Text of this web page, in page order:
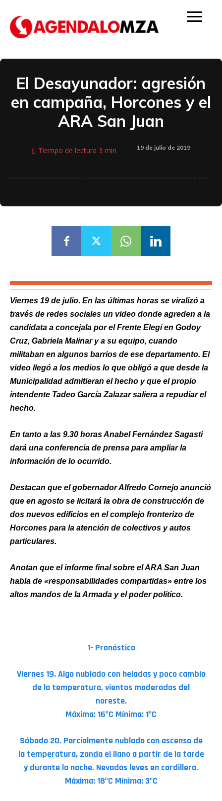
El Desayunador: agresión
en campaña, Horcones y el
ARA San Juan
Tiempo de lectura 3 min 19 de julio de 2019
Viernes 19 de julio. En las últimas horas se viralizó a
través de redes sociales un video donde agreden a la
candidata a concejala por el Frente Elegí en Godoy
Cruz, Gabriela Malinar y a su equipo, cuando
militaban en algunos barrios de ese departamento. El
video llegó a los medios lo que obligó a que desde la
Municipalidad admitieran el hecho y que el propio
intendente Tadeo García Zalazar saliera a repudiar el
hecho.
En tanto a las 9.30 horas Anabel Fernández Sagasti
dará una conferencia de prensa para ampliar la
información de lo ocurrido.
Destacan que el gobernador Alfredo Cornejo anunció
que en agosto se licitará la obra de construcción de
dos nuevos edificios en el complejo fronterizo de
Horcones para la atención de colectivos y autos
particulares.
Anotan que el informe final sobre el ARA San Juan
habla de «responsabilidades compartidas» entre los
altos mandos de la Armada y el poder político.
1- Pronóstico
Viernes 19. Algo nublado con heladas y poco cambio
de la temperatura, vientos moderados del
noreste.
Máxima: 16ºC Mínima: 1ºC
Sábado 20. Parcialmente nublado con ascenso de
la temperatura, zonda el llano a partir de la tarde
y durante la noche. Nevadas leves en cordillera.
Máxima: 18ºC Mínima: 3ºC